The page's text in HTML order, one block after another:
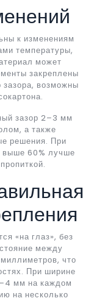
к изменениям
температуры,
может
закреплены
зазора, возможны
зазор 2–3 мм
а также
решения. При
выше 60% лучше
«на глаз», без
между
что
При ширине
мм на каждом
на несколько